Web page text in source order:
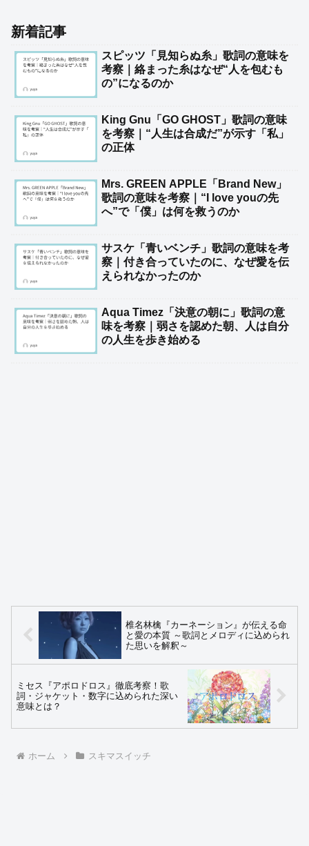
新着記事
スピッツ「見知らぬ糸」歌詞の意味を
考察｜絡まった糸はなぜ“人を包むも
の”になるのか
King Gnu「GO GHOST」歌詞の意味
を考察｜“人生は合成だ”が示す「私」
の正体
Mrs. GREEN APPLE「Brand New」
歌詞の意味を考察｜“I love youの先
へ”で「僕」は何を救うのか
サスケ「青いベンチ」歌詞の意味を考
察｜付き合っていたのに、なぜ愛を伝
えられなかったのか
Aqua Timez「決意の朝に」歌詞の意
味を考察｜弱さを認めた朝、人は自分
の人生を歩き始める
椎名林檎『カーネーション』が伝える命
と愛の本質 ～歌詞とメロディに込められ
た思いを解釈～
ミセス『アポロドロス』徹底考察！歌
詞・ジャケット・数字に込められた深い
意味とは？
ホーム スキマスイッチ